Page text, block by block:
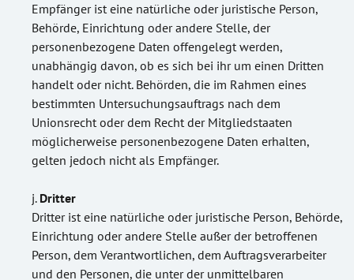
Empfänger ist eine natürliche oder juristische Person,
Behörde, Einrichtung oder andere Stelle, der
personenbezogene Daten offengelegt werden,
unabhängig davon, ob es sich bei ihr um einen Dritten
handelt oder nicht. Behörden, die im Rahmen eines
bestimmten Untersuchungsauftrags nach dem
Unionsrecht oder dem Recht der Mitgliedstaaten
möglicherweise personenbezogene Daten erhalten,
gelten jedoch nicht als Empfänger.
Dritter
Dritter ist eine natürliche oder juristische Person, Behörde,
Einrichtung oder andere Stelle außer der betroffenen
Person, dem Verantwortlichen, dem Auftragsverarbeiter
und den Personen, die unter der unmittelbaren